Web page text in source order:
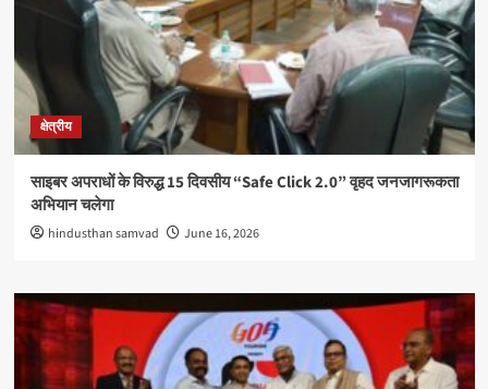
क्षेत्रीय
साइबर अपराधों के विरुद्ध 15 दिवसीय “Safe Click 2.0” वृहद जनजागरूकता
अभियान चलेगा
hindusthan samvad June 16, 2026